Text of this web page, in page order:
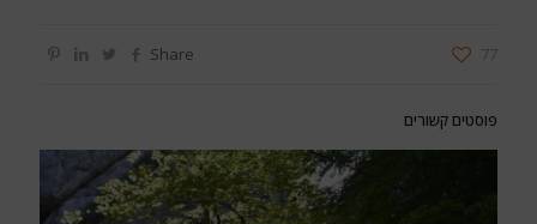
Share 77
פוסטים קשורים